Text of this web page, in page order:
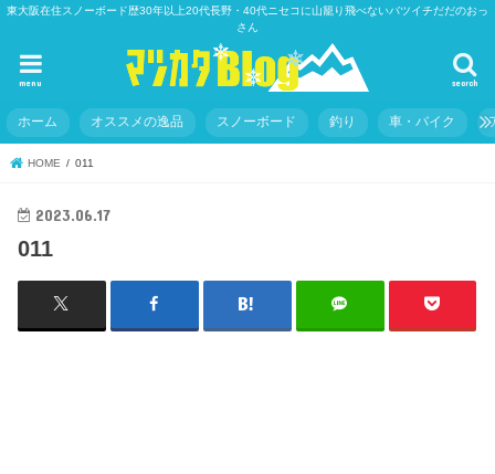
東大阪在住スノーボード歴30年以上20代長野・40代ニセコに山籠り飛べないバツイチだだのおっ
さん
search
menu
ホーム オススメの逸品 スノーボード 釣り 車・バイク
HOME 011
2023.06.17
011